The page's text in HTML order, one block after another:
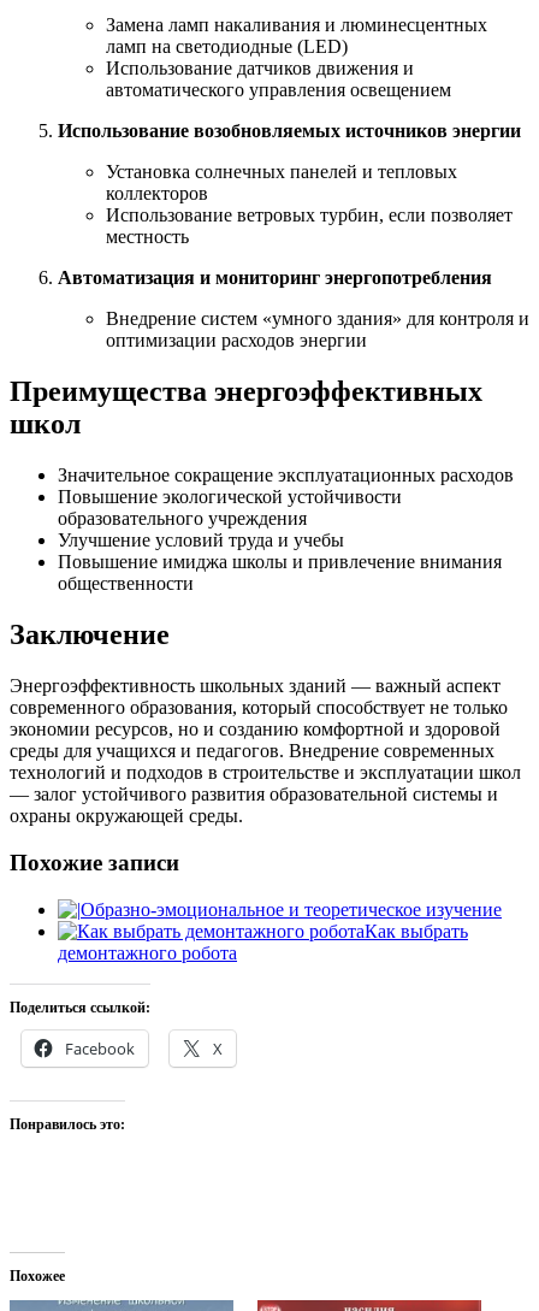
Замена ламп накаливания и люминесцентных
ламп на светодиодные (LED)
Использование датчиков движения и
автоматического управления освещением
Использование возобновляемых источников энергии
Установка солнечных панелей и тепловых
коллекторов
Использование ветровых турбин, если позволяет
местность
Автоматизация и мониторинг энергопотребления
Внедрение систем «умного здания» для контроля и
оптимизации расходов энергии
Преимущества энергоэффективных
школ
Значительное сокращение эксплуатационных расходов
Повышение экологической устойчивости
образовательного учреждения
Улучшение условий труда и учебы
Повышение имиджа школы и привлечение внимания
общественности
Заключение
Энергоэффективность школьных зданий — важный аспект
современного образования, который способствует не только
экономии ресурсов, но и созданию комфортной и здоровой
среды для учащихся и педагогов. Внедрение современных
технологий и подходов в строительстве и эксплуатации школ
— залог устойчивого развития образовательной системы и
охраны окружающей среды.
Похожие записи
Образно-эмоциональное и теоретическое изучение
Как выбрать
демонтажного робота
Поделиться ссылкой:
Facebook X
Понравилось это:
Похожее